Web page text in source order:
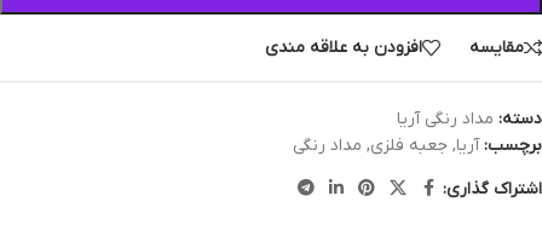
مقایسه افزودن به علاقه مندی
دسته: مداد رنگی آریا
برچسب: آریا, جعبه فلزی, مداد رنگی
اشتراک گذاری: